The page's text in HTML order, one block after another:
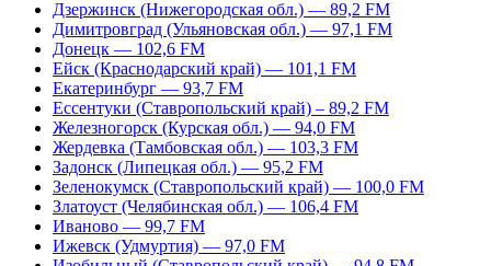
Дзержинск (Нижегородская обл.) — 89,2 FM
Димитровград (Ульяновская обл.) — 97,1 FM
Донецк — 102,6 FM
Ейск (Краснодарский край) — 101,1 FM
Екатеринбург — 93,7 FM
Ессентуки (Ставропольский край) – 89,2 FM
Железногорск (Курская обл.) — 94,0 FM
Жердевка (Тамбовская обл.) — 103,3 FM
Задонск (Липецкая обл.) — 95,2 FM
Зеленокумск (Ставропольский край) — 100,0 FM
Златоуст (Челябинская обл.) — 106,4 FM
Иваново — 99,7 FM
Ижевск (Удмуртия) — 97,0 FM